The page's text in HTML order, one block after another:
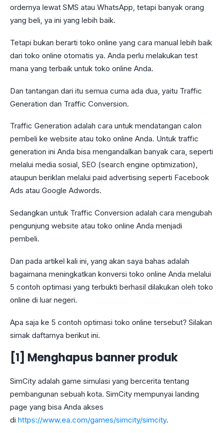
ordernya lewat SMS atau WhatsApp, tetapi banyak orang
yang beli, ya ini yang lebih baik.
Tetapi bukan berarti toko online yang cara manual lebih baik
dari toko online otomatis ya. Anda perlu melakukan test
mana yang terbaik untuk toko online Anda.
Dan tantangan dari itu semua cuma ada dua, yaitu Traffic
Generation dan Traffic Conversion.
Traffic Generation adalah cara untuk mendatangan calon
pembeli ke website atau toko online Anda. Untuk traffic
generation ini Anda bisa mengandalkan banyak cara, seperti
melalui media sosial, SEO (search engine optimization),
ataupun beriklan melalui paid advertising seperti Facebook
Ads atau Google Adwords.
Sedangkan untuk Traffic Conversion adalah cara mengubah
pengunjung website atau toko online Anda menjadi
pembeli.
Dan pada artikel kali ini, yang akan saya bahas adalah
bagaimana meningkatkan konversi toko online Anda melalui
5 contoh optimasi yang terbukti berhasil dilakukan oleh toko
online di luar negeri.
Apa saja ke 5 contoh optimasi toko online tersebut? Silakan
simak daftarnya berikut ini.
[1] Menghapus banner produk
SimCity adalah game simulasi yang bercerita tentang
pembangunan sebuah kota. SimCity mempunyai landing
page yang bisa Anda akses
di https://www.ea.com/games/simcity/simcity.